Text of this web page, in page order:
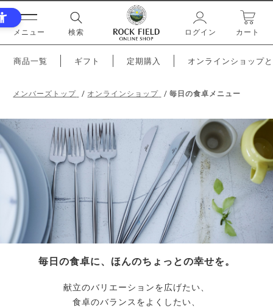
メニュー 検索 ログイン カート
商品一覧 ギフト 定期購入 オンラインショップ
メンバーズトップ オンラインショップ 毎日の食卓メニュー
毎日の食卓に、ほんのちょっとの幸せを。
献立のバリエーションを広げたい、
食卓のバランスをよくしたい、